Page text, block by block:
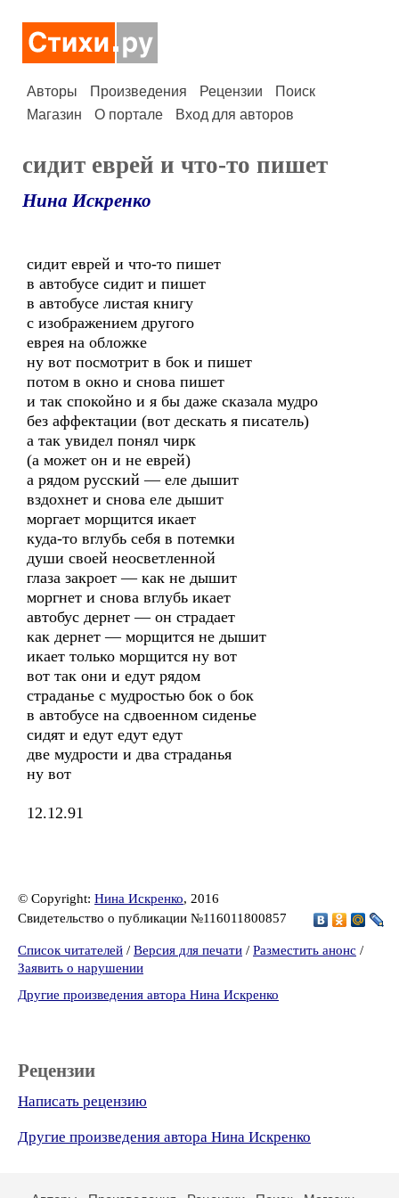
Авторы Произведения Рецензии
Поиск
Магазин
О портале Вход для авторов
сидит еврей и что-то пишет
Нина Искренко
сидит еврей и что-то пишет
в автобусе сидит и пишет
в автобусе листая книгу
с изображением другого
еврея на обложке
ну вот посмотрит в бок и пишет
потом в окно и снова пишет
и так спокойно и я бы даже сказала мудро
без аффектации (вот дескать я писатель)
а так увидел понял чирк
(а может он и не еврей)
а рядом русский — еле дышит
вздохнет и снова еле дышит
моргает морщится икает
куда-то вглубь себя в потемки
души своей неосветленной
глаза закроет — как не дышит
моргнет и снова вглубь икает
автобус дернет — он страдает
как дернет — морщится не дышит
икает только морщится ну вот
вот так они и едут рядом
страданье с мудростью бок о бок
в автобусе на сдвоенном сиденье
сидят и едут едут едут
две мудрости и два страданья
ну вот
12.12.91
© Copyright: Нина Искренко, 2016
Свидетельство о публикации №116011800857
Список читателей / Версия для печати / Разместить анонс /
Заявить о нарушении
Другие произведения автора Нина Искренко
Рецензии
Написать рецензию
Другие произведения автора Нина Искренко